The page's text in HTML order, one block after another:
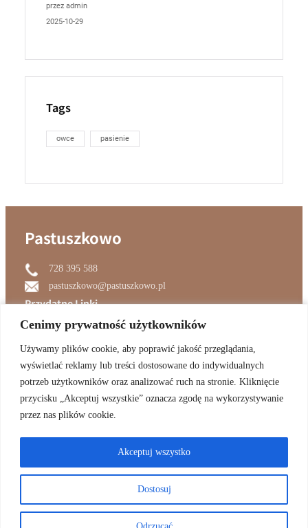
Cenimy prywatność użytkowników
Używamy plików cookie, aby poprawić jakość przeglądania,
wyświetlać reklamy lub treści dostosowane do indywidualnych
potrzeb użytkowników oraz analizować ruch na stronie. Kliknięcie
przycisku „Akceptuj wszystkie” oznacza zgodę na wykorzystywanie
przez nas plików cookie.
Dostosuj
Odrzucać
Akceptuj wszystko
Cenimy prywatność użytkowników
Używamy plików cookie, aby poprawić jakość przeglądania,
wyświetlać reklamy lub treści dostosowane do indywidualnych
potrzeb użytkowników oraz analizować ruch na stronie. Kliknięcie
przycisku „Akceptuj wszystkie” oznacza zgodę na wykorzystywanie
przez nas plików cookie.
Dostosuj
Odrzucać
Akceptuj wszystko
przez admin
2025-10-29
Tags
owce pasienie
Pastuszkowo
728 395 588
pastuszkowo@pastuszkowo.pl
Przydatne Linki
Aktualności
zwierzęta
Szkolenie
Odwiedzajcie Nas
Facebook YouTube